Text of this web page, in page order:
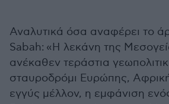
Αναλυτικά όσα αναφέρει το
Sabah: «Η λεκάνη της
ανέκαθεν τεράστια
σταυροδρόμι Ευρώπης,
εγγύς μέλλον, η εμφάνιση